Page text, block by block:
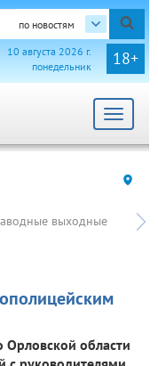
по новостям
18+
10 августа 2026 г.
понедельник
Toggle
выходные
области